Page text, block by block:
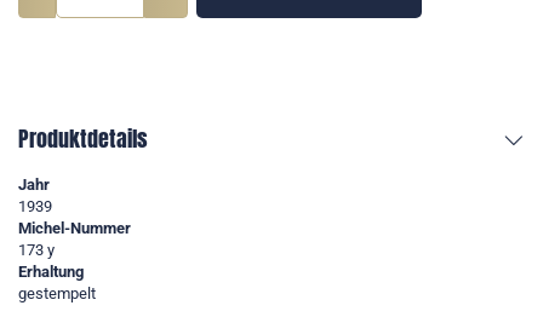
Produktdetails
Jahr
1939
Michel-Nummer
173 y
Erhaltung
gestempelt